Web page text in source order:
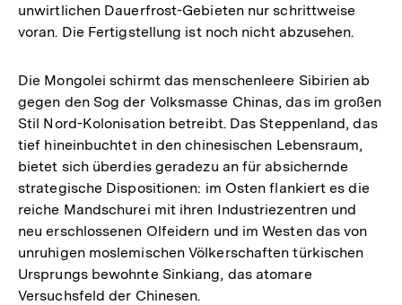
unwirtlichen Dauerfrost-Gebieten nur schrittweise
voran. Die Fertigstellung ist noch nicht abzusehen.
Die Mongolei schirmt das menschenleere Sibirien ab
gegen den Sog der Volksmasse Chinas, das im großen
Stil Nord-Kolonisation betreibt. Das Steppenland, das
tief hineinbuchtet in den chinesischen Lebensraum,
bietet sich überdies geradezu an für absichernde
strategische Dispositionen: im Osten flankiert es die
reiche Mandschurei mit ihren Industriezentren und
neu erschlossenen Olfeidern und im Westen das von
unruhigen moslemischen Völkerschaften türkischen
Ursprungs bewohnte Sinkiang, das atomare
Versuchsfeld der Chinesen.